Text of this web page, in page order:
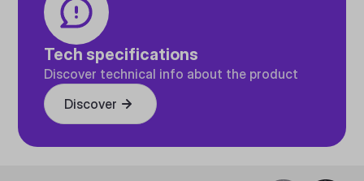
Tech specifications
Discover technical info about the product
Discover